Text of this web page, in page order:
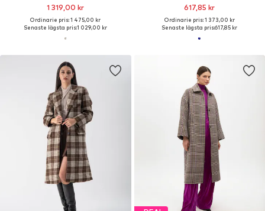
1 319,00 kr
Ordinarie pris: 1 475,00 kr
Senaste lägsta pris:1 029,00 kr
617,85 kr
Ordinarie pris: 1 373,00 kr
Senaste lägsta pris:617,85 kr